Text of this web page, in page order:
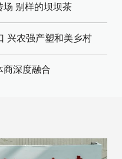
场 别样的坝坝茶
兴农强产塑和美乡村
商深度融合